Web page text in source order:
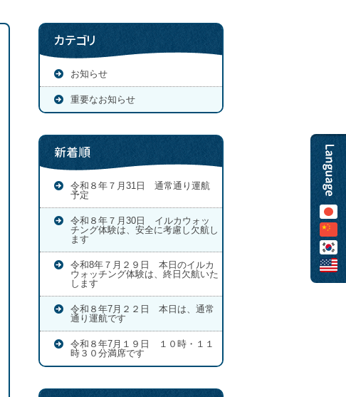
カテゴリ
お知らせ
重要なお知らせ
新着順
令和８年７月31日 通常通り運航
予定
令和８年７月30日 イルカウォッ
チング体験は、安全に考慮し欠航し
ます
令和8年７月２９日 本日のイルカ
ウォッチング体験は、終日欠航いた
します
令和８年7月２２日 本日は、通常
通り運航です
令和８年7月１９日 １０時・１１
時３０分満席です